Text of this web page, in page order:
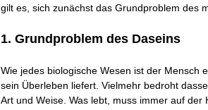
gilt es, sich zunächst das Grundproblem des
1. Grundproblem des Daseins
Wie jedes biologische Wesen ist der Mensch
sein Überleben liefert. Vielmehr bedroht
Art und Weise. Was lebt, muss immer auf